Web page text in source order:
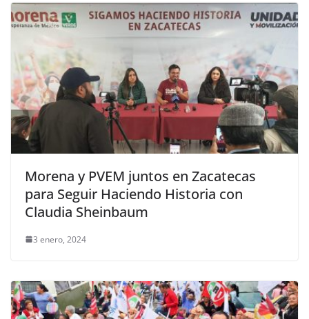
Morena y PVEM juntos en Zacatecas
para Seguir Haciendo Historia con
Claudia Sheinbaum
3 enero, 2024